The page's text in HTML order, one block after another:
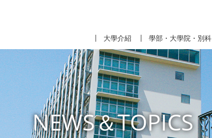
大學介紹 學部・大學院・別科
NEWS＆TOPICS